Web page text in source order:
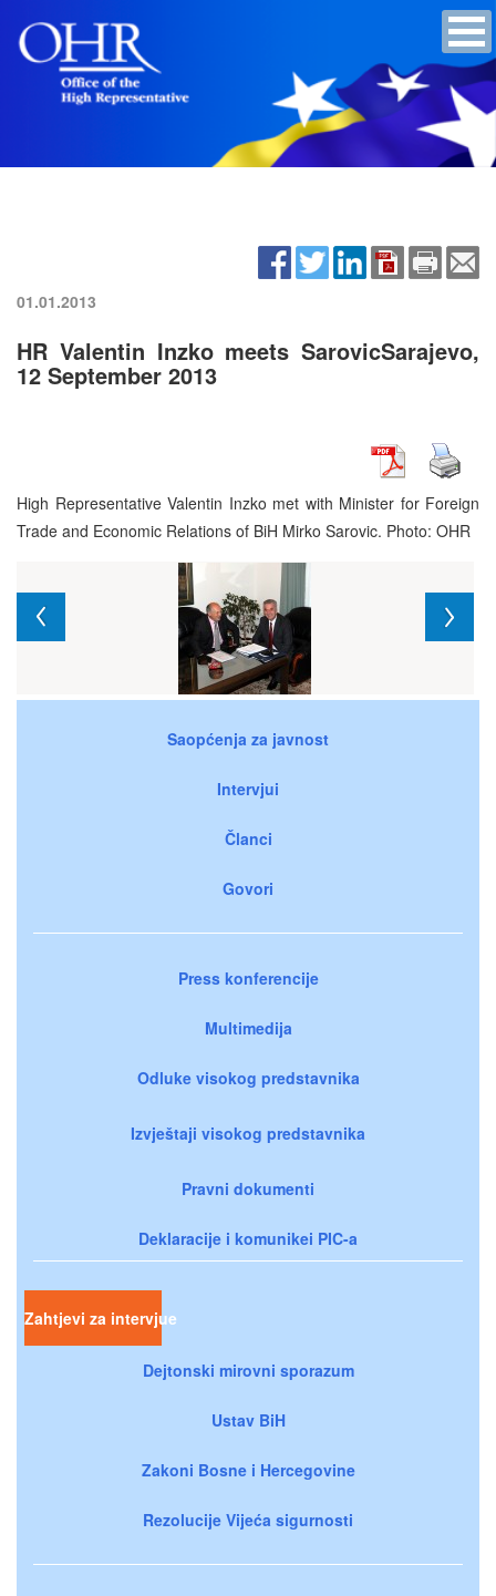
01.01.2013
HR Valentin Inzko meets SarovicSarajevo,
12 September 2013
High Representative Valentin Inzko met with Minister for Foreign
Trade and Economic Relations of BiH Mirko Sarovic. Photo: OHR
Saopćenja za javnost
Intervjui
Članci
Govori
Press konferencije
Multimedija
Odluke visokog predstavnika
Izvještaji visokog predstavnika
Pravni dokumenti
Deklaracije i komunikei PIC-a
Zahtjevi za intervjue
Dejtonski mirovni sporazum
Ustav BiH
Zakoni Bosne i Hercegovine
Rezolucije Vijeća sigurnosti